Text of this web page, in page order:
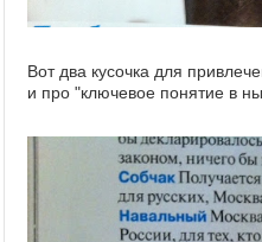
Вот два кусочка для
и про "ключевое понятие в